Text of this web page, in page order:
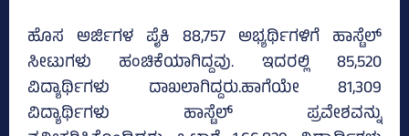
ಹೊಸ ಅರ್ಜಿಗಳ ಪೈಕಿ 88,757 ಅಭ್ಯರ್ಥಿಗಳಿಗೆ ಹಾಸ್ಟೆಲ್‌
ಸೀಟುಗಳು ಹಂಚಿಕೆಯಾಗಿದ್ದವು. ಇದರಲ್ಲಿ 85,520
ವಿದ್ಯಾರ್ಥಿಗಳು ದಾಖಲಾಗಿದ್ದರು.ಹಾಗೆಯೇ 81,309
ವಿದ್ಯಾರ್ಥಿಗಳು ಹಾಸ್ಟೆಲ್‌ ಪ್ರವೇಶವನ್ನು